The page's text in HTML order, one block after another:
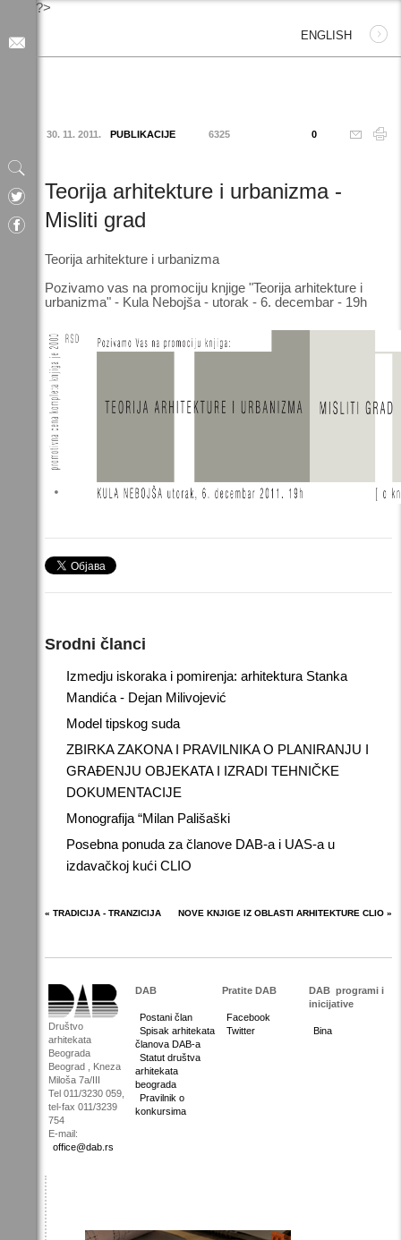
?>
ENGLISH
30. 11. 2011. PUBLIKACIJE 6325 0
Teorija arhitekture i urbanizma -
Misliti grad
Teorija arhitekture i urbanizma
Pozivamo vas na promociju knjige "Teorija arhitekture i
urbanizma" - Kula Nebojša - utorak - 6. decembar - 19h
Srodni članci
Izmedju iskoraka i pomirenja: arhitektura Stanka
Mandića - Dejan Milivojević
Model tipskog suda
ZBIRKA ZAKONA I PRAVILNIKA O PLANIRANJU I
GRAĐENJU OBJEKATA I IZRADI TEHNIČKE
DOKUMENTACIJE
Monografija “Milan Pališaški
Posebna ponuda za članove DAB-a i UAS-a u
izdavačkoj kući CLIO
« TRADICIJA - TRANZICIJA NOVE KNJIGE IZ OBLASTI ARHITEKTURE CLIO »
Društvo
arhitekata
Beograda
Beograd , Kneza
Miloša 7a/III
Tel 011/3230 059,
tel-fax 011/3239
754
E-mail:
office@dab.rs
DAB
Postani član
Spisak arhitekata
članova DAB-a
Statut društva
arhitekata
beograda
Pravilnik o
konkursima
Pratite DAB
Facebook
Twitter
DAB programi i
inicijative
Bina